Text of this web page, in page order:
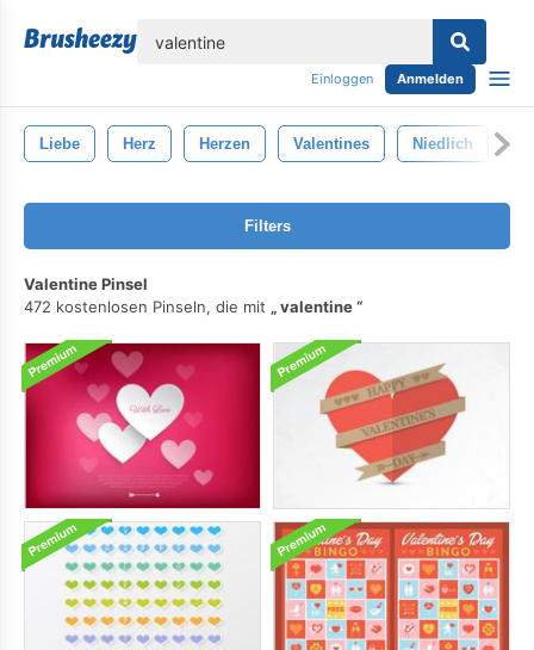
Einloggen Anmelden
Liebe Herz Herzen Valentines Niedlich
Filters
Valentine Pinsel
472 kostenlosen Pinseln, die mit
valentine